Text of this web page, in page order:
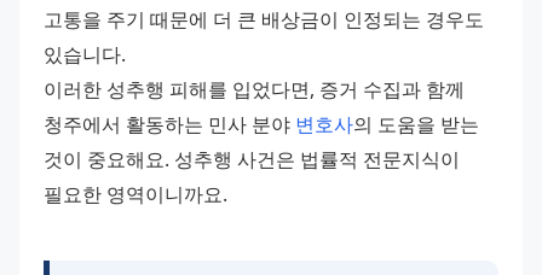
고통을 주기 때문에 더 큰 배상금이 인정되는 경우도
있습니다.
이러한 성추행 피해를 입었다면, 증거 수집과 함께
청주에서 활동하는 민사 분야 변호사의 도움을 받는
것이 중요해요. 성추행 사건은 법률적 전문지식이
필요한 영역이니까요.